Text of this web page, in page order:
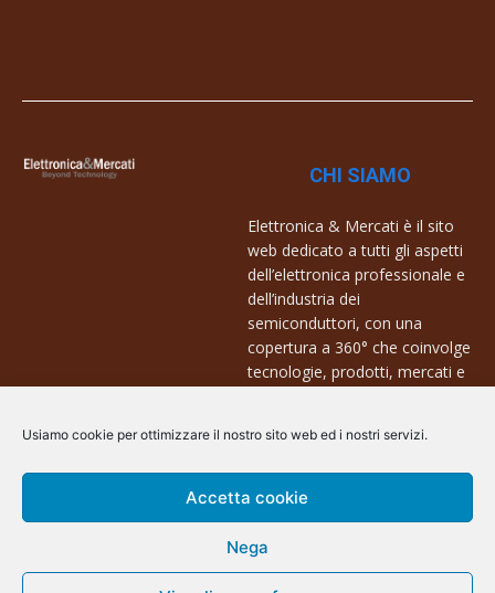
Usiamo cookie per ottimizzare il nostro sito web ed i nostri servizi.
Accetta cookie
Nega
CHI SIAMO
Elettronica & Mercati è il sito
web dedicato a tutti gli aspetti
dell’elettronica professionale e
dell’industria dei
semiconduttori, con una
copertura a 360° che coinvolge
tecnologie, prodotti, mercati e
Contatti: